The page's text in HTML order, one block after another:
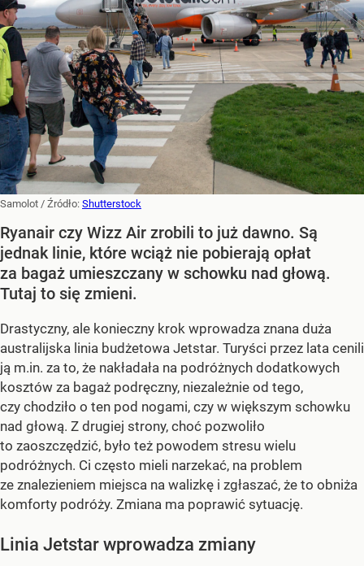
Samolot / Źródło: Shutterstock
Ryanair czy Wizz Air zrobili to już dawno. Są
jednak linie, które wciąż nie pobierają opłat
za bagaż umieszczany w schowku nad głową.
Tutaj to się zmieni.
Drastyczny, ale konieczny krok wprowadza znana duża
australijska linia budżetowa Jetstar. Turyści przez lata cenili
ją m.in. za to, że nakładała na podróżnych dodatkowych
kosztów za bagaż podręczny, niezależnie od tego,
czy chodziło o ten pod nogami, czy w większym schowku
nad głową. Z drugiej strony, choć pozwoliło
to zaoszczędzić, było też powodem stresu wielu
podróżnych. Ci często mieli narzekać, na problem
ze znalezieniem miejsca na walizkę i zgłaszać, że to obniża
komforty podróży. Zmiana ma poprawić sytuację.
Linia Jetstar wprowadza zmiany